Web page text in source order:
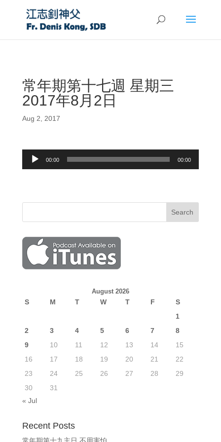
常年期第十七週 星期三
2017年8月2日
Aug 2, 2017
Audio
00:00 00:00
August 2026
S M T W T F
S
1
2
3 4 5 6 7
8
9
10 11 12 13 14
15
16
17 18 19 20 21
22
23
24 25 26 27 28
29
30
31
« Jul
Recent Posts